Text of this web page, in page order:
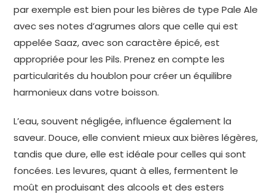
par exemple est bien pour les bières de type Pale Ale
avec ses notes d’agrumes alors que celle qui est
appelée Saaz, avec son caractère épicé, est
appropriée pour les Pils. Prenez en compte les
particularités du houblon pour créer un équilibre
harmonieux dans votre boisson.
L’eau, souvent négligée, influence également la
saveur. Douce, elle convient mieux aux bières légères,
tandis que dure, elle est idéale pour celles qui sont
foncées. Les levures, quant à elles, fermentent le
moût en produisant des alcools et des esters